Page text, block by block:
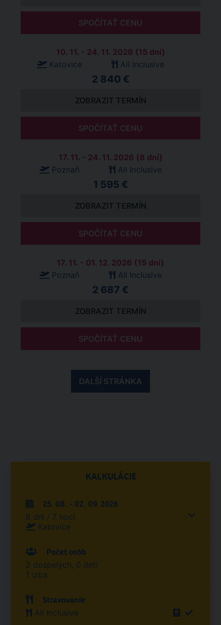
SPOČÍTAŤ CENU
10. 11. - 24. 11. 2026 (15 dní)
Katovice
All Inclusive
2 840 €
ZOBRAZIT TERMÍN
SPOČÍTAŤ CENU
17. 11. - 24. 11. 2026 (8 dní)
Poznaň
All Inclusive
1 595 €
ZOBRAZIT TERMÍN
SPOČÍTAŤ CENU
17. 11. - 01. 12. 2026 (15 dní)
Poznaň
All Inclusive
2 687 €
ZOBRAZIT TERMÍN
SPOČÍTAŤ CENU
DALŠÍ STRÁNKA
KALKULÁCIE
25. 08. - 02. 09. 2026
8 dní / 7 nocí
Katovice
Počet osôb
2 dospelých, 0 detí
1 izba
Stravovanie
All Inclusive